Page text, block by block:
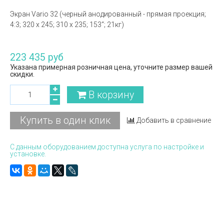
Экран Vario 32 (черный анодированный - прямая проекция;
4:3; 320 x 245; 310 x 235; 153“; 21кг)
223 435 руб
Указана примерная розничная цена, уточните размер вашей
скидки.
В корзину
Купить в один клик Добавить в сравнение
С данным оборудованием доступна услуга по настройке и
установке.